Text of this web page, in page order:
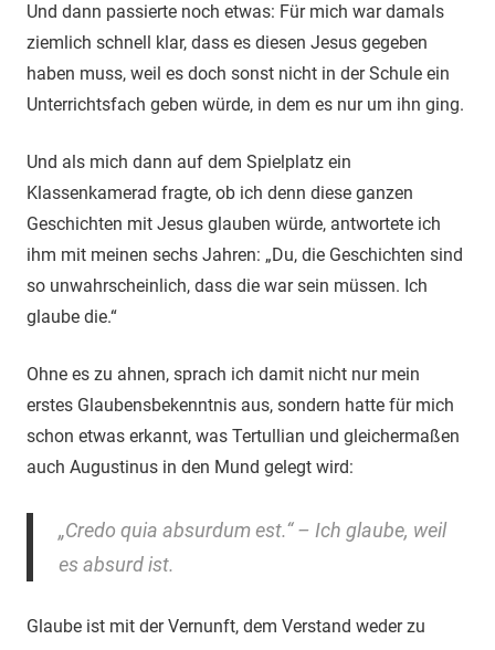
Und dann passierte noch etwas: Für mich war damals
ziemlich schnell klar, dass es diesen Jesus gegeben
haben muss, weil es doch sonst nicht in der Schule ein
Unterrichtsfach geben würde, in dem es nur um ihn ging.
Und als mich dann auf dem Spielplatz ein
Klassenkamerad fragte, ob ich denn diese ganzen
Geschichten mit Jesus glauben würde, antwortete ich
ihm mit meinen sechs Jahren: „Du, die Geschichten sind
so unwahrscheinlich, dass die war sein müssen. Ich
glaube die.“
Ohne es zu ahnen, sprach ich damit nicht nur mein
erstes Glaubensbekenntnis aus, sondern hatte für mich
schon etwas erkannt, was Tertullian und gleichermaßen
auch Augustinus in den Mund gelegt wird:
„Credo quia absurdum est.“ – Ich glaube, weil
es absurd ist.
Glaube ist mit der Vernunft, dem Verstand weder zu